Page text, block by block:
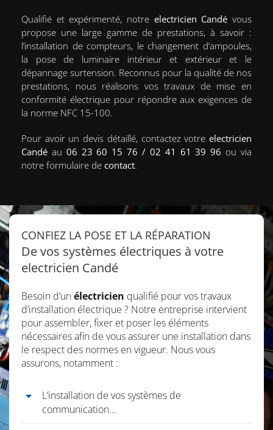
Qualifié et expérimenté, notre electricien Candé vous
propose une large gamme de prestations, à savoir :
l’installation de compteurs, le changement d’ampoules,
la pose de luminaire intérieur et extérieur et le
dépannage surtension. Reconnus pour la qualité de nos
prestations, nous réalisons vos travaux de mise en
conformité électrique pour répondre aux exigences de
la norme NFC 15-100.
Pour avoir un devis détaillé, contactez votre electricien
Candé au 06 23 60 15 76 / 02 41 61 39 96 ou via
notre formulaire de contact.
CONFIEZ LA POSE ET LA RÉPARATION
De vos systèmes électriques à votre
electricien Candé
Besoin d’unélectricien qualifié pour vos travaux
d’installation électrique ? Notre entreprise intervient
pour assembler, fixer et poser les éléments
nécessaires afin de vous assurer une installation dans
le respect des normes en vigueur. Nous vous
assurons, notamment :
L’installation de vos systèmes de
communication…